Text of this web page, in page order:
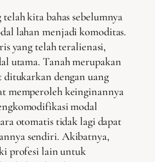
kita bahas sebelumnya
lahan menjadi komoditas.
yang telah teralienasi,
utama. Tanah merupakan
ditukarkan dengan uang
memperoleh keinginannya
modal
otomatis tidak lagi dapat
sendiri. Akibatnya,
profesi lain untuk